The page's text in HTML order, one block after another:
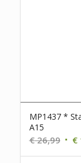
MP1437 *
A15
€26,99
prijs
€